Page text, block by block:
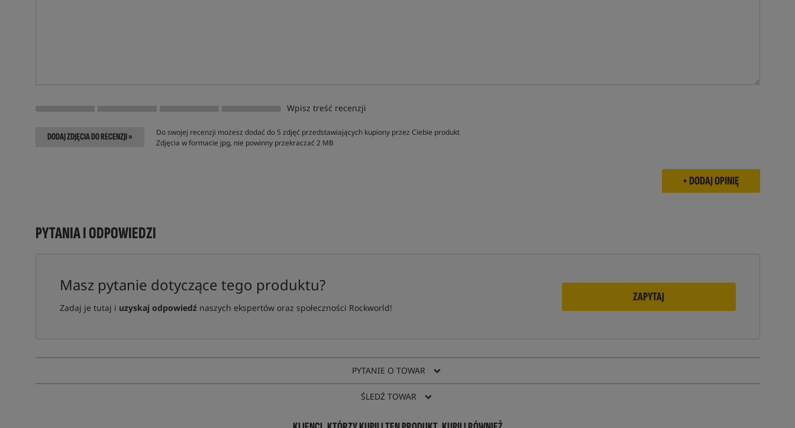
Wpisz treść recenzji
DODAJ ZDJĘCIA DO RECENZJI »
Do swojej recenzji możesz dodać do 5 zdjęć przedstawiających kupiony przez Ciebie produkt
Zdjęcia w formacie jpg, nie powinny przekraczać 2 MB
PYTANIA I ODPOWIEDZI
Masz pytanie dotyczące tego produktu?
Zadaj je tutaj i uzyskaj odpowiedźnaszych ekspertów oraz społeczności Rockworld!
ZAPYTAJ
PYTANIE O TOWAR
ŚLEDŹ TOWAR